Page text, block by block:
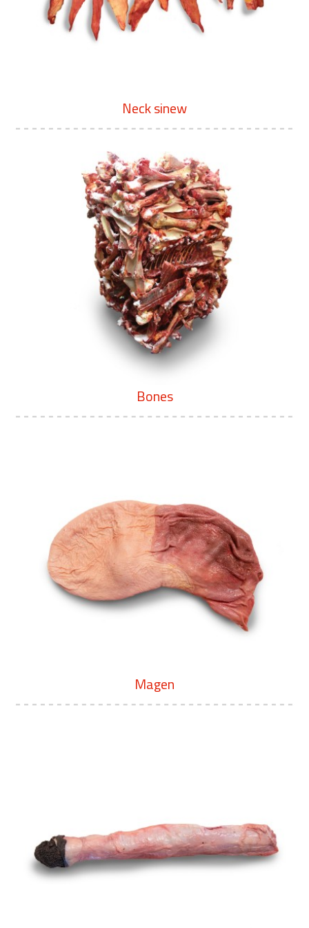
Neck sinew
Bones
Magen